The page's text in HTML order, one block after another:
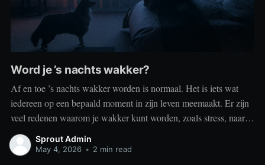
Word je ’s nachts wakker?
Af en toe ’s nachts wakker worden is normaal. Het is iets wat
iedereen op een bepaald moment in zijn leven meemaakt. Er zijn
veel redenen waarom je wakker kunt worden, zoals stress, naar
het toilet moeten, je omgeving of medische aandoeningen die je
slaap beïnvloeden. Dit is geen probleem
Sprout Admin
May 4, 2026 • 2 min read